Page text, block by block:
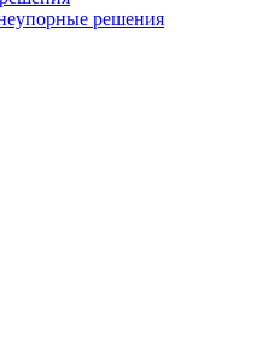
решения